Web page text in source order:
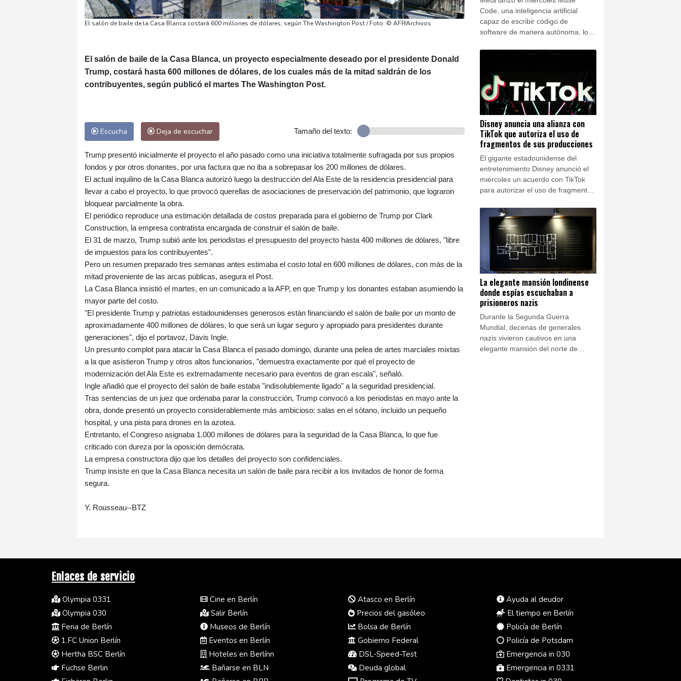
El salón de baile de la Casa Blanca costará 600 millones de dólares, según The Washington Post / Foto: © AFP/Archivos
El salón de baile de la Casa Blanca, un proyecto especialmente deseado por el presidente Donald
Trump, costará hasta 600 millones de dólares, de los cuales más de la mitad saldrán de los
contribuyentes, según publicó el martes The Washington Post.
Escucha Deja de escuchar Tamaño del texto:
Trump presentó inicialmente el proyecto el año pasado como una iniciativa totalmente sufragada por sus propios
fondos y por otros donantes, por una factura que no iba a sobrepasar los 200 millones de dólares.
El actual inquilino de la Casa Blanca autorizó luego la destrucción del Ala Este de la residencia presidencial para
llevar a cabo el proyecto, lo que provocó querellas de asociaciones de preservación del patrimonio, que lograron
bloquear parcialmente la obra.
El periódico reproduce una estimación detallada de costos preparada para el gobierno de Trump por Clark
Construction, la empresa contratista encargada de construir el salón de baile.
El 31 de marzo, Trump subió ante los periodistas el presupuesto del proyecto hasta 400 millones de dólares, "libre
de impuestos para los contribuyentes".
Pero un resumen preparado tres semanas antes estimaba el costo total en 600 millones de dólares, con más de la
mitad proveniente de las arcas públicas, asegura el Post.
La Casa Blanca insistió el martes, en un comunicado a la AFP, en que Trump y los donantes estaban asumiendo la
mayor parte del costo.
"El presidente Trump y patriotas estadounidenses generosos están financiando el salón de baile por un monto de
aproximadamente 400 millones de dólares, lo que será un lugar seguro y apropiado para presidentes durante
generaciones", dijo el portavoz, Davis Ingle.
Un presunto complot para atacar la Casa Blanca el pasado domingo, durante una pelea de artes marciales mixtas
a la que asistieron Trump y otros altos funcionarios, "demuestra exactamente por qué el proyecto de
modernización del Ala Este es extremadamente necesario para eventos de gran escala", señaló.
Ingle añadió que el proyecto del salón de baile estaba "indisolublemente ligado" a la seguridad presidencial.
Tras sentencias de un juez que ordenaba parar la construcción, Trump convocó a los periodistas en mayo ante la
obra, donde presentó un proyecto considerablemente más ambicioso: salas en el sótano, incluido un pequeño
hospital, y una pista para drones en la azotea.
Entretanto, el Congreso asignaba 1.000 millones de dólares para la seguridad de la Casa Blanca, lo que fue
criticado con dureza por la oposición demócrata.
La empresa constructora dijo que los detalles del proyecto son confidenciales.
Trump insiste en que la Casa Blanca necesita un salón de baile para recibir a los invitados de honor de forma
segura.
Y. Rousseau--BTZ
Code, una inteligencia artificial
capaz de escribir código de
software de manera autónoma, lo
segmento más lucrativo del
generativa.
Disney anuncia una alianza con
TikTok que autoriza el uso de
fragmentos de sus producciones
El gigante estadounidense del
entretenimiento Disney anunció el
miércoles un acuerdo con TikTok
para autorizar el uso de fragmentos
videos cortos publicados en la
plataforma asiática.
La elegante mansión londinense
donde espías escuchaban a
prisioneros nazis
Durante la Segunda Guerra
Mundial, decenas de generales
nazis vivieron cautivos en una
elegante mansión del norte de
Enlaces de servicio
Olympia 0331
Olympia 030
Feria de Berlín
1.FC Union Berlín
Hertha BSC Berlín
Füchse Berlin
Cine en Berlín
Salir Berlín
Museos de Berlín
Eventos en Berlín
Hoteles en Berlínn
Bañarse en BLN
Atasco en Berlín
Precios del gasóleo
Bolsa de Berlín
Gobierno Federal
DSL-Speed-Test
Deuda global
Ayuda al deudor
El tiempo en Berlín
Policía de Berlín
Policía de Potsdam
Emergencia in 030
Emergencia in 0331